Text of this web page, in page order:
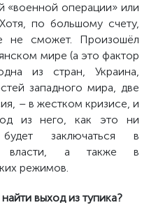
«военной операции» или
по большому счету,
не сможет. Произошёл
мире (а это фактор
из стран, Украина,
западного мира, две
– в жестком кризисе, и
из него, как это ни
заключаться в
власти, а также в
режимов.
выход из тупика?